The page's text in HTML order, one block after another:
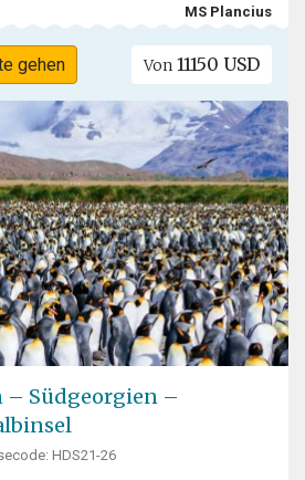
MS Plancius
gehen Von 11150 USD
Südgeorgien –
HDS21-26